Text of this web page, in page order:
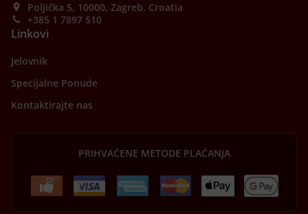
Poljička 5, 10000, Zagreb, Croatia
+385 1 7897 510
Linkovi
Jelovnik
Specijalne Ponude
Kontaktirajte nas
PRIHVAĆENE METODE PLAĆANJA